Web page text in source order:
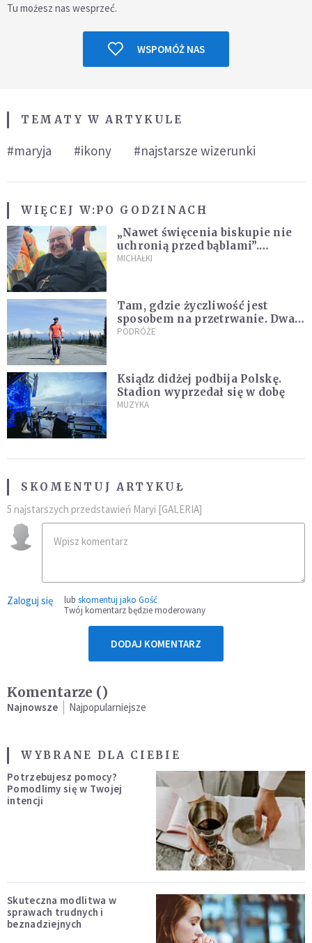
Tu możesz nas wesprzeć.
WSPOMÓŻ NAS
TEMATY W ARTYKULE
#maryja #ikony #najstarsze wizerunki
WIĘCEJ W:PO GODZINACH
„Nawet święcenia biskupie nie
uchronią przed bąblami”.
Archidiecezja pokazała
MICHAŁKI
Tam, gdzie życzliwość jest
sposobem na przetrwanie. Dwa
tygodnie na Alasce [REPORTAŻ]
PODRÓŻE
Ksiądz didżej podbija Polskę.
Stadion wyprzedał się w dobę
MUZYKA
SKOMENTUJ ARTYKUŁ
5 najstarszych przedstawień Maryi [GALERIA]
Zaloguj się lub skomentuj jako Gość
Twój komentarz będzie moderowany
DODAJ KOMENTARZ
Komentarze ()
Najnowsze Najpopularniejsze
WYBRANE DLA CIEBIE
Potrzebujesz pomocy?
Pomodlimy się w Twojej
intencji
Skuteczna modlitwa w
sprawach trudnych i
beznadziejnych